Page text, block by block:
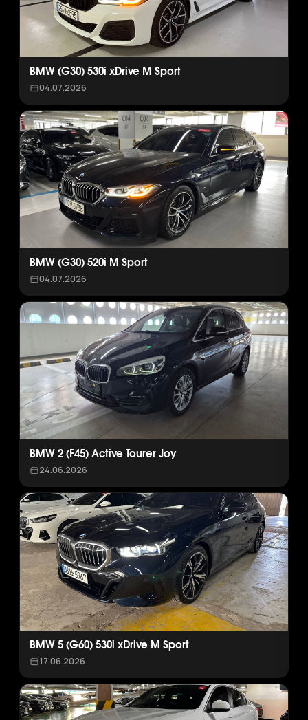
BMW (G30) 530i xDrive M Sport
04.07.2026
BMW (G30) 520i M Sport
04.07.2026
BMW 2 (F45) Active Tourer Joy
24.06.2026
BMW 5 (G60) 530i xDrive M Sport
17.06.2026